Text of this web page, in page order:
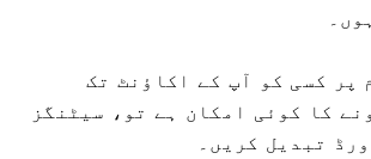
پر کسی کو آپ کے اکاؤنٹ تک
کا کوئی امکان ہے تو، سیٹنگز
تبدیل کریں۔